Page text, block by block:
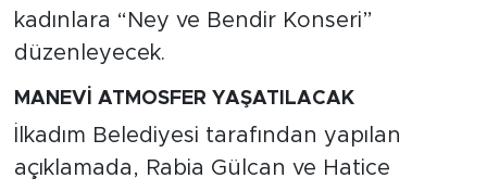
kadınlara “Ney ve Bendir Konseri”
düzenleyecek.
MANEVİ ATMOSFER YAŞATILACAK
İlkadım Belediyesi tarafından yapılan
açıklamada, Rabia Gülcan ve Hatice